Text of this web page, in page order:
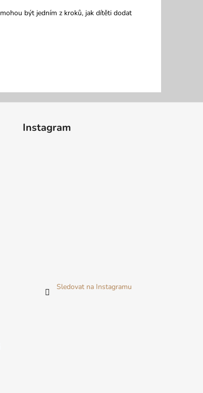
mohou být jedním z kroků, jak dítěti dodat
Instagram
Sledovat na Instagramu